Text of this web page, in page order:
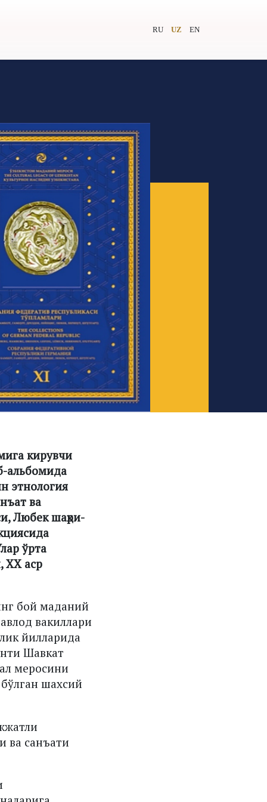
RU UZ EN
кирувчи
альбомида
этнология
ва
Любек шаҳри-
ўрта
XX аср
бой маданий
вакиллари
йилларида
Шавкат
меросини
шахсий
ва санъати